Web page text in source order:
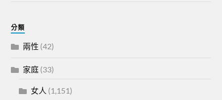
分類
兩性 (42)
家庭 (33)
女人 (1,151)